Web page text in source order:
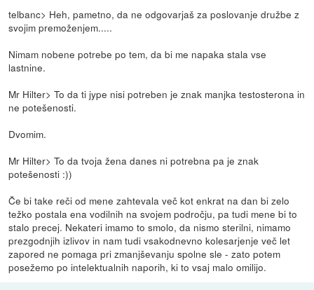
telbanc> Heh, pametno, da ne odgovarjaš za poslovanje družbe z
svojim premoženjem.....
Nimam nobene potrebe po tem, da bi me napaka stala vse
lastnine.
Mr Hilter> To da ti jype nisi potreben je znak manjka testosterona in
ne potešenosti.
Dvomim.
Mr Hilter> To da tvoja žena danes ni potrebna pa je znak
potešenosti :))
Če bi take reči od mene zahtevala več kot enkrat na dan bi zelo
težko postala ena vodilnih na svojem področju, pa tudi mene bi to
stalo precej. Nekateri imamo to smolo, da nismo sterilni, nimamo
prezgodnjih izlivov in nam tudi vsakodnevno kolesarjenje več let
zapored ne pomaga pri zmanjševanju spolne sle - zato potem
posežemo po intelektualnih naporih, ki to vsaj malo omilijo.